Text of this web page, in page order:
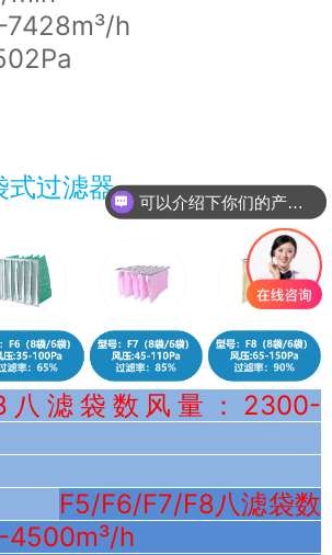
h
式过滤器
八滤袋数风量：2300-
h
F5/F6/F7/F8八滤袋数
4500m³/h
你们是怎么收费的呢